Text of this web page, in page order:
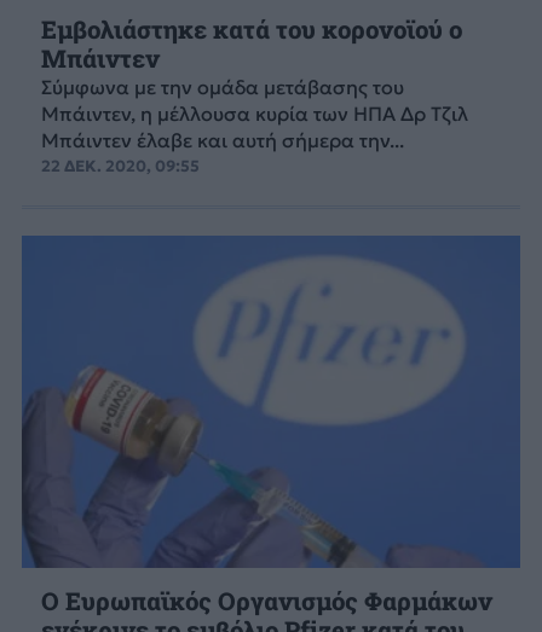
Εμβολιάστηκε κατά του κορονοϊού ο
Μπάιντεν
Σύμφωνα με την ομάδα μετάβασης του
Μπάιντεν, η μέλλουσα κυρία των ΗΠΑ Δρ Τζιλ
Μπάιντεν έλαβε και αυτή σήμερα την...
22 ΔΕΚ. 2020, 09:55
Ο Ευρωπαϊκός Οργανισμός Φαρμάκων